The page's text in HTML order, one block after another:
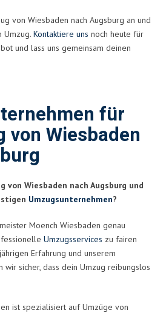
von Wiesbaden nach Augsburg an und
Umzug. Kontaktiere uns noch heute für
und lass uns gemeinsam deinen
für
von Wiesbaden
von Wiesbaden nach Augsburg und
Umzugsunternehmen?
Moench Wiesbaden genau
Umzugsservices zu fairen
Erfahrung und unserem
sicher, dass dein Umzug reibungslos
ist spezialisiert auf Umzüge von